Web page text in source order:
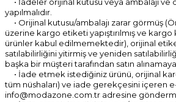
yapılmalıdır.
• Orijinal kutusu/ambalajı zarar görmüş
üzerine kargo etiketi yapıştırılmış ve kargo
ürünler kabul edilmemektedir), orijinal
satılabilirliğini yitirmiş ve yeniden
başka bir müşteri tarafından satın
• İade etmek istediğiniz ürünü, orijinal
tüm nüshaları) ve iade gerekçesini içeren e-
info@modazone.com.tr adresine